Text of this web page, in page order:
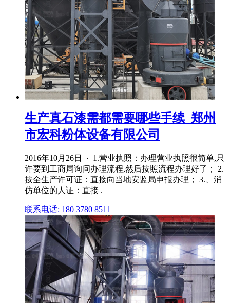
生产真石漆需都需要哪些手续_郑州
市宏科粉体设备有限公司
2016年10月26日 · 1.营业执照：办理营业执照很简单,只
许要到工商局询问办理流程,然后按照流程办理好了； 2.
按全生产许可证：直接向当地安监局申报办理； 3.、消
仿单位的人证：直接 .
联系电话: 180 3780 8511